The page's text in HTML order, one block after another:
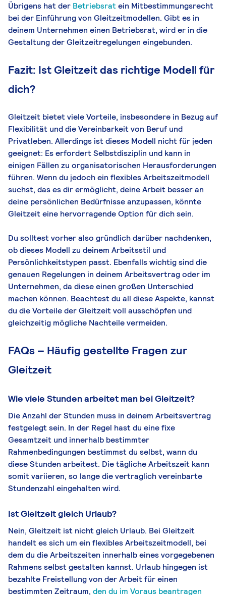
Übrigens hat der Betriebsratein Mitbestimmungsrecht
bei der Einführung von Gleitzeitmodellen. Gibt es in
deinem Unternehmen einen Betriebsrat, wird er in die
Gestaltung der Gleitzeitregelungen eingebunden.
Fazit: Ist Gleitzeit das richtige Modell für
dich?
Gleitzeit bietet viele Vorteile, insbesondere in Bezug auf
Flexibilität und die Vereinbarkeit von Beruf und
Privatleben. Allerdings ist dieses Modell nicht für jeden
geeignet: Es erfordert Selbstdisziplin und kann in
einigen Fällen zu organisatorischen Herausforderungen
führen. Wenn du jedoch ein flexibles Arbeitszeitmodell
suchst, das es dir ermöglicht, deine Arbeit besser an
deine persönlichen Bedürfnisse anzupassen, könnte
Gleitzeit eine hervorragende Option für dich sein.
Du solltest vorher also gründlich darüber nachdenken,
ob dieses Modell zu deinem Arbeitsstil und
Persönlichkeitstypen passt. Ebenfalls wichtig sind die
genauen Regelungen in deinem Arbeitsvertrag oder im
Unternehmen, da diese einen großen Unterschied
machen können. Beachtest du all diese Aspekte, kannst
du die Vorteile der Gleitzeit voll ausschöpfen und
gleichzeitig mögliche Nachteile vermeiden.
FAQs – Häufig gestellte Fragen zur
Gleitzeit
Wie viele Stunden arbeitet man bei Gleitzeit?
Die Anzahl der Stunden muss in deinem Arbeitsvertrag
festgelegt sein. In der Regel hast du eine fixe
Gesamtzeit und innerhalb bestimmter
Rahmenbedingungen bestimmst du selbst, wann du
diese Stunden arbeitest. Die tägliche Arbeitszeit kann
somit variieren, so lange die vertraglich vereinbarte
Stundenzahl eingehalten wird.
Ist Gleitzeit gleich Urlaub?
Nein, Gleitzeit ist nicht gleich Urlaub. Bei Gleitzeit
handelt es sich um ein flexibles Arbeitszeitmodell, bei
dem du die Arbeitszeiten innerhalb eines vorgegebenen
Rahmens selbst gestalten kannst. Urlaub hingegen ist
bezahlte Freistellung von der Arbeit für einen
bestimmten Zeitraum, den du im Voraus beantragen